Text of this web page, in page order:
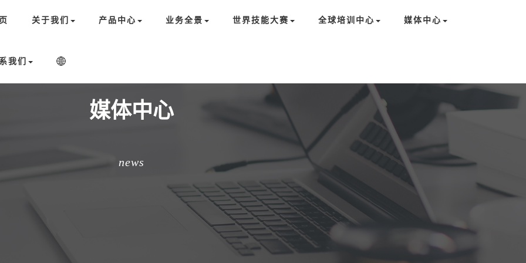
关于我们 产品中心 业务全景 世界技能大赛 全球培训中心 媒体中心
我们
媒体中心
news